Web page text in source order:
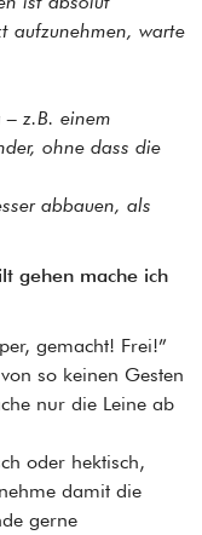
aufzunehmen, warte
z.B. einem
ohne dass die
abbauen, als
gehen mache ich
gemacht! Frei!”
so keinen Gesten
nur die Leine ab
oder hektisch,
damit die
gerne